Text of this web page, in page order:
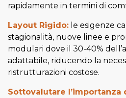
rapidamente in termini di
Layout Rigido: le esigenze
stagionalità, nuove linee e
modulari dove il 30-40%
adattabile, riducendo la
ristrutturazioni costose.
Sottovalutare